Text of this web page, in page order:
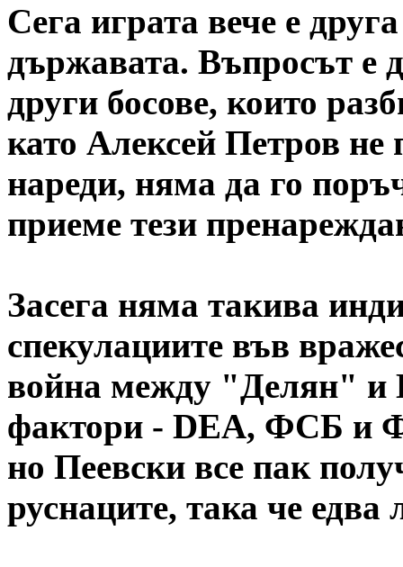
Сега играта вече е
държавата. Въпросът е
други босове, които
като Алексей Петров не
нареди, няма да го
приеме тези
Засега няма такива
спекулациите във
война между "Делян" и
фактори - DEA, ФСБ и
но Пеевски все пак
руснаците, така че